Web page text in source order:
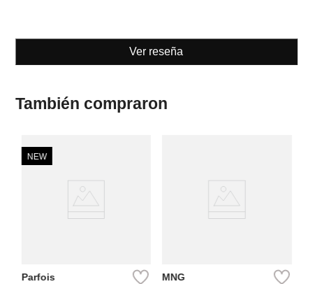
Ver reseña
También compraron
NEW
Parfois
MNG